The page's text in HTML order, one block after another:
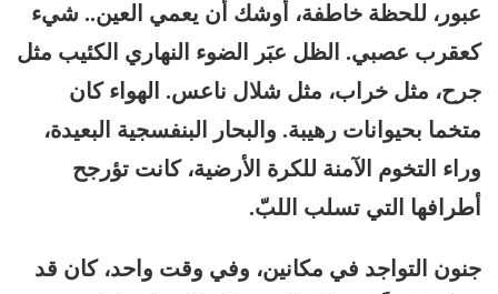
عبور، للحظة خاطفة، أوشك أن يعمي العين.. شيء
كعقرب عصبي. الظل عبَر الضوء النهاري الكئيب مثل
جرح، مثل خراب، مثل شلال ناعس. الهواء كان
متخما بحيوانات رهيبة. والبحار البنفسجية البعيدة،
وراء التخوم الآمنة للكرة الأرضية، كانت تؤرجح
أطرافها التي تسلب اللبّ.
جنون التواجد في مكانين، وفي وقت واحد، كان قد